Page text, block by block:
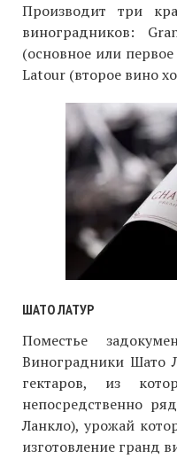
Производит три
виноградников:
(основное или
Latour (второе вино
ШАТО ЛАТУР
Поместье
Виноградники Шато
гектаров, из
непосредственно
Ланкло), урожай
изготовление гранд